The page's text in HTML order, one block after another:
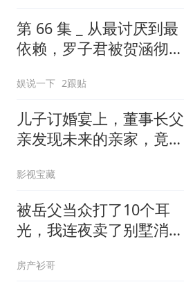
第 66 集 _ 从最讨厌到最
依赖，罗子君被贺涵彻底
娱说一下 2跟贴
儿子订婚宴上，董事长父
亲发现未来的亲家，竟是
影视宝藏
被岳父当众打了10个耳
光，我连夜卖了别墅消
房产衫哥